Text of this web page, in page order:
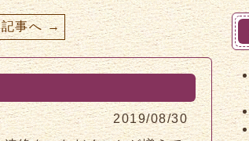
記事へ →
2019/08/30